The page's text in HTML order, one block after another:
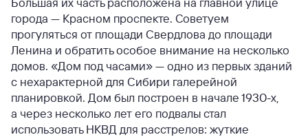
города — Красном проспекте. Советуем
прогуляться от площади Свердлова до площади
Ленина и обратить особое внимание на несколько
домов. «Дом под часами» — одно из первых зданий
с нехарактерной для Сибири галерейной
планировкой. Дом был построен в начале 1930-х,
а через несколько лет его подвалы стал
использовать НКВД для расстрелов: жуткие